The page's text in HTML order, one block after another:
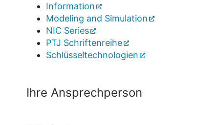
Information
Modeling and Simulation
NIC Series
PTJ Schriftenreihe
Schlüsseltechnologien
Ihre Ansprechperson